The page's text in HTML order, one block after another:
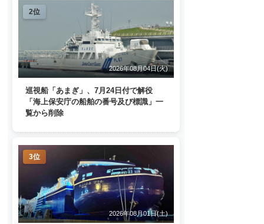
2位
2026年08月04日(火)
巡視船「あまぎ」、7月24日付で解役
「海上保安庁の船舶の番号及び標識」一
覧から削除
3位
2026年08月01日(土)